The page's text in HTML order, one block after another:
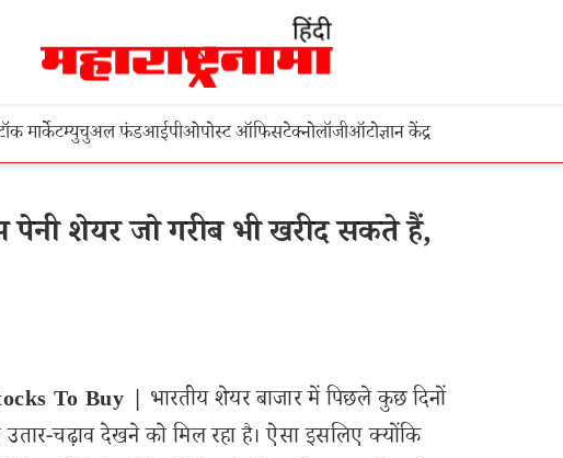
मार्केटम्युचुअल फंडआईपीओपोस्ट ऑफिसटेक्नोलॉजीऑटोज्ञान केंद्र
पेनी शेयर जो गरीब भी खरीद सकते हैं,
To Buy | भारतीय शेयर बाजार में पिछले कुछ दिनों
चढ़ाव देखने को मिल रहा है। ऐसा इसलिए क्योंकि